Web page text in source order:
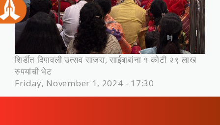
शिर्डीत दिपावली उत्सव साजरा, साईबाबांना १ कोटी २९ लाख
रुपयांची भेट
Friday, November 1, 2024 - 17:30